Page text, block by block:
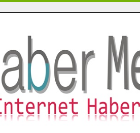
Ziyareti.